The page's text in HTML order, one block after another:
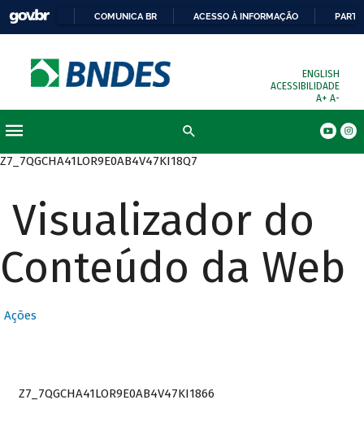
COMUNICA BR ACESSO À INFORMAÇÃO
ENGLISH
ACESSIBILIDADE
A+ A-
Z7_7QGCHA41LOR9E0AB4V47KI18Q7
Visualizador do
Conteúdo da Web
Ações
Z7_7QGCHA41LOR9E0AB4V47KI1866